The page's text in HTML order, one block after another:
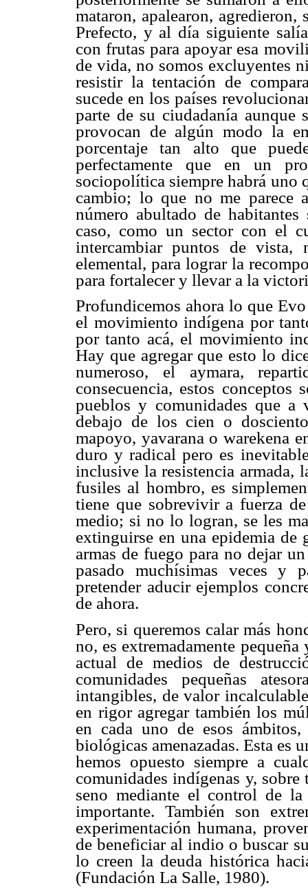
mataron, apalearon,
Prefecto, y al día siguiente
con frutas para apoyar esa
de vida, no somos excluyentes
resistir la tentación de
sucede en los países
parte de su ciudadanía
provocan de algún modo la
porcentaje tan alto que
perfectamente que en un
sociopolítica siempre habrá uno
cambio; lo que no me parece
número abultado de
caso, como un sector con el
intercambiar puntos de
elemental, para lograr la
para fortalecer y llevar a la
Profundicemos ahora lo que
el movimiento indígena por
por tanto acá, el movimiento
Hay que agregar que esto lo
numeroso, el aymara,
consecuencia, estos
pueblos y comunidades que a
debajo de los cien o
mapoyo, yavarana o warekena
duro y radical pero es
inclusive la resistencia armada,
fusiles al hombro, es
tiene que sobrevivir a fuerza
medio; si no lo logran, se les
extinguirse en una epidemia de
armas de fuego para no dejar
pasado muchísimas veces y
pretender aducir ejemplos
de ahora.
Pero, si queremos calar más
no, es extremadamente
actual de medios de
comunidades pequeñas
intangibles, de valor
en rigor agregar también los
en cada uno de esos ámbitos,
biológicas amenazadas. Esta es
hemos opuesto siempre a
comunidades indígenas y,
seno mediante el control de
importante. También son
experimentación humana,
de beneficiar al indio o buscar
lo creen la deuda histórica
(Fundación La Salle, 1980).